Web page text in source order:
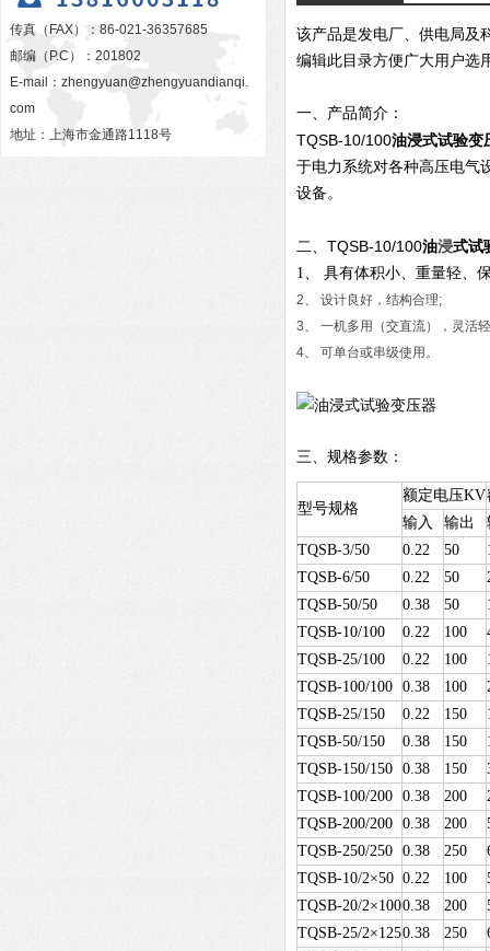
传真（FAX）：86-021-36357685
邮编（P.C）：201802
E-mail： zhengyuan@zhengyuandianqi.
com
地址：上海市金通路1118号
该产品是发电厂、供电局及
编辑此目录方便广大用户选
一、产品简介：
TQSB-10/100油浸式试验变
于电力系统对各种高压电气
设备。
二、 TQSB-10/100油浸式试
1、 具有体积小、重量轻、
2、 设计良好，结构合理;
3、 一机多用（交直流），灵活
4、 可单台或串级使用。
三、 规格参数：
型号规格
额定电压KV
输入
输出
TQSB-3/50
0.22 50
TQSB-6/50
0.22 50
TQSB-50/50
0.38 50
TQSB-10/100
0.22 100
TQSB-25/100
0.22 100
TQSB-100/100 0.38 100
TQSB-25/150
0.22 150
TQSB-50/150
0.38 150
TQSB-150/150 0.38 150
TQSB-100/200 0.38 200
TQSB-200/200 0.38 200
TQSB-250/250 0.38 250
TQSB-10/2×50 0.22 100
TQSB-20/2×1000.38 200
TQSB-25/2×1250.38 250